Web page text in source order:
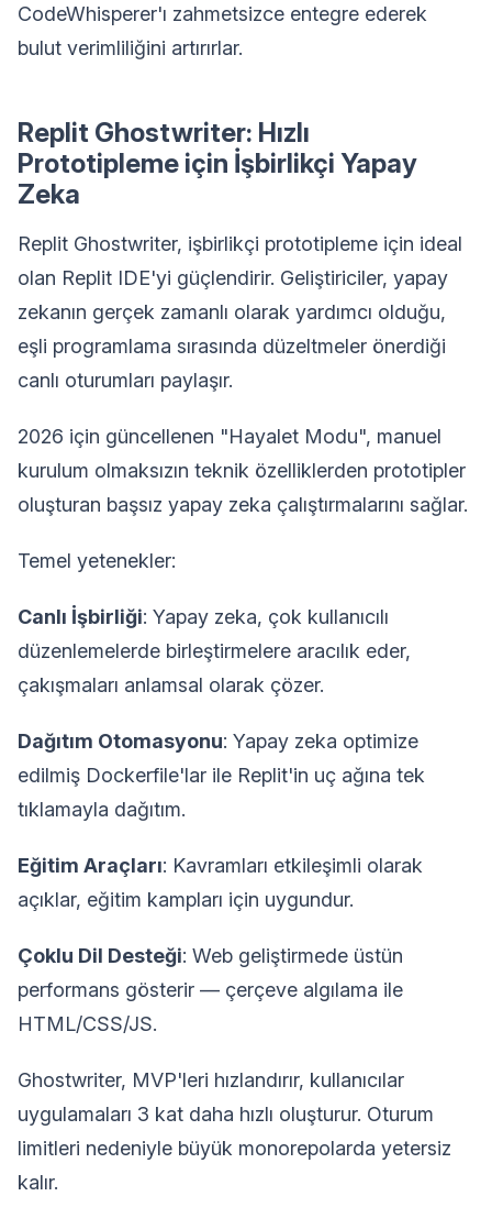
CodeWhisperer'ı zahmetsizce entegre ederek
bulut verimliliğini artırırlar.
Replit Ghostwriter: Hızlı
Prototipleme için İşbirlikçi Yapay
Zeka
Replit Ghostwriter, işbirlikçi prototipleme için ideal
olan Replit IDE'yi güçlendirir. Geliştiriciler, yapay
zekanın gerçek zamanlı olarak yardımcı olduğu,
eşli programlama sırasında düzeltmeler önerdiği
canlı oturumları paylaşır.
2026 için güncellenen "Hayalet Modu", manuel
kurulum olmaksızın teknik özelliklerden prototipler
oluşturan başsız yapay zeka çalıştırmalarını sağlar.
Temel yetenekler:
Canlı İşbirliği: Yapay zeka, çok kullanıcılı
düzenlemelerde birleştirmelere aracılık eder,
çakışmaları anlamsal olarak çözer.
Dağıtım Otomasyonu: Yapay zeka optimize
edilmiş Dockerfile'lar ile Replit'in uç ağına tek
tıklamayla dağıtım.
Eğitim Araçları: Kavramları etkileşimli olarak
açıklar, eğitim kampları için uygundur.
Çoklu Dil Desteği: Web geliştirmede üstün
performans gösterir — çerçeve algılama ile
HTML/CSS/JS.
Ghostwriter, MVP'leri hızlandırır, kullanıcılar
uygulamaları 3 kat daha hızlı oluşturur. Oturum
limitleri nedeniyle büyük monorepolarda yetersiz
kalır.